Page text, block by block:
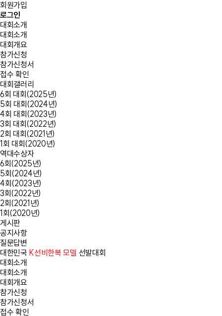
회원가입
로그인
대회소개
대회소개
대회개요
참가신청
참가신청서
접수 확인
대회갤러리
6회 대회(2025년)
5회 대회(2024년)
4회 대회(2023년)
3회 대회(2022년)
2회 대회(2021년)
1회 대회(2020년)
역대수상자
6회(2025년)
5회(2024년)
4회(2023년)
3회(2022년)
2회(2021년)
1회(2020년)
게시판
공지사항
질문답변
대한민국 K선비한복 모델 선발대회
대회소개
대회소개
대회개요
참가신청
참가신청서
접수 확인